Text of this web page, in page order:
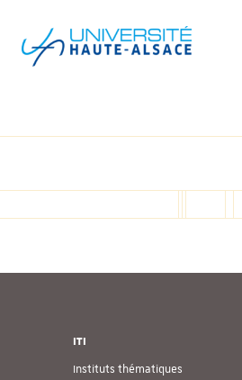
ITI
Instituts thématiques